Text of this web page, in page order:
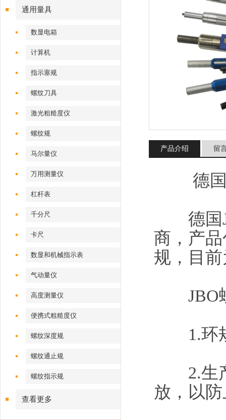
通用量具
数显电箱
计算机
指示塞规
螺纹刀具
激光粗糙度仪
螺纹规
马尔量仪
万用测量仪
杠杆表
千分尺
卡尺
数显和机械指示表
气动量仪
高度测量仪
便携式粗糙度仪
螺纹深度规
螺纹通止规
螺纹指示规
查看更多
产品介绍 留
德国
德国
商，产
规，目
JBO螺
1.环规
2.生产
放，以